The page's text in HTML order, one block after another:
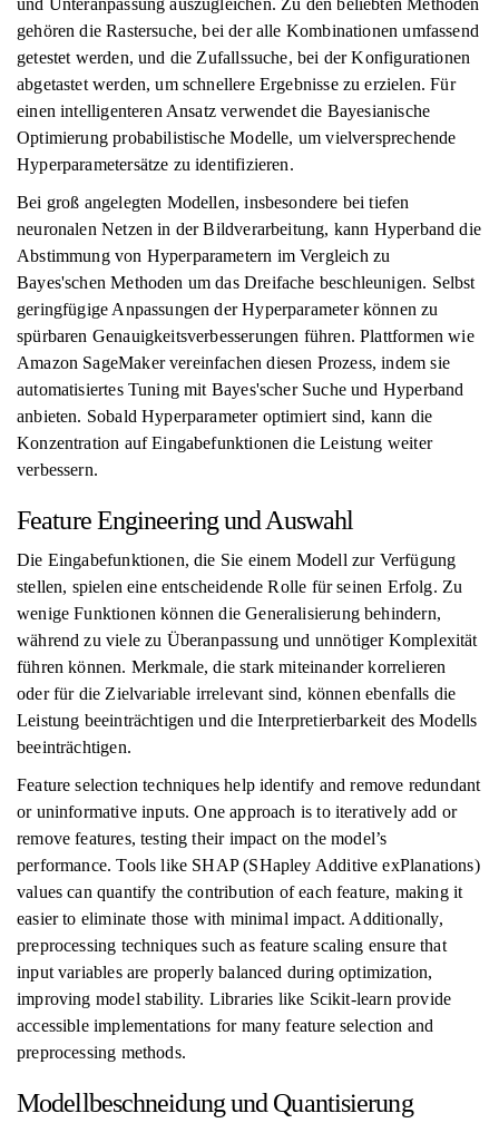
und Unteranpassung auszugleichen. Zu den beliebten Methoden
gehören die Rastersuche, bei der alle Kombinationen umfassend
getestet werden, und die Zufallssuche, bei der Konfigurationen
abgetastet werden, um schnellere Ergebnisse zu erzielen. Für
einen intelligenteren Ansatz verwendet die Bayesianische
Optimierung probabilistische Modelle, um vielversprechende
Hyperparametersätze zu identifizieren.
Bei groß angelegten Modellen, insbesondere bei tiefen
neuronalen Netzen in der Bildverarbeitung, kann Hyperband die
Abstimmung von Hyperparametern im Vergleich zu
Bayes'schen Methoden um das Dreifache beschleunigen. Selbst
geringfügige Anpassungen der Hyperparameter können zu
spürbaren Genauigkeitsverbesserungen führen. Plattformen wie
Amazon SageMaker vereinfachen diesen Prozess, indem sie
automatisiertes Tuning mit Bayes'scher Suche und Hyperband
anbieten. Sobald Hyperparameter optimiert sind, kann die
Konzentration auf Eingabefunktionen die Leistung weiter
verbessern.
Feature Engineering und Auswahl
Die Eingabefunktionen, die Sie einem Modell zur Verfügung
stellen, spielen eine entscheidende Rolle für seinen Erfolg. Zu
wenige Funktionen können die Generalisierung behindern,
während zu viele zu Überanpassung und unnötiger Komplexität
führen können. Merkmale, die stark miteinander korrelieren
oder für die Zielvariable irrelevant sind, können ebenfalls die
Leistung beeinträchtigen und die Interpretierbarkeit des Modells
beeinträchtigen.
Feature selection techniques help identify and remove redundant
or uninformative inputs. One approach is to iteratively add or
remove features, testing their impact on the model’s
performance. Tools like SHAP (SHapley Additive exPlanations)
values can quantify the contribution of each feature, making it
easier to eliminate those with minimal impact. Additionally,
preprocessing techniques such as feature scaling ensure that
input variables are properly balanced during optimization,
improving model stability. Libraries like Scikit-learn provide
accessible implementations for many feature selection and
preprocessing methods.
Modellbeschneidung und Quantisierung